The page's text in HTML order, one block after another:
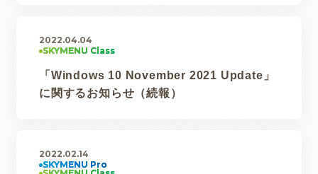
2022.04.04
「Windows 10 November 2021 Update」
に関するお知らせ（続報）
2022.02.14